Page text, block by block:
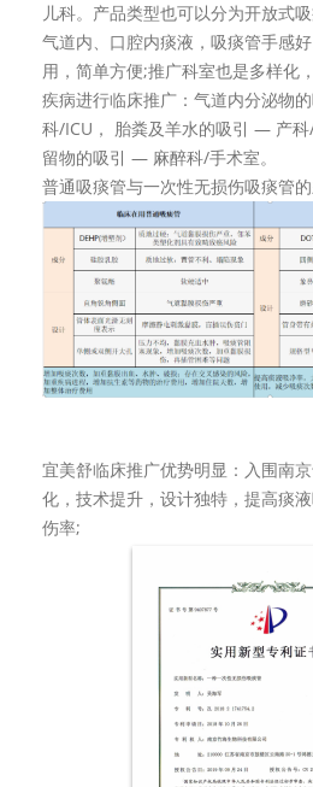
儿科。产品类型也可以分为开放式
气道内、口腔内痰液，吸痰管手感
用，简单方便;推广科室也是多样化
疾病进行临床推广：气道内分泌物
科/ICU， 胎粪及羊水的吸引 — 产
留物的吸引 — 麻醉科/手术室。
普通吸痰管与一次性无损伤吸痰管
宜美舒临床推广优势明显：入围南
化，技术提升，设计独特，提高痰
伤率;